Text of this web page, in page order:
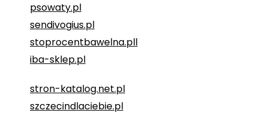
psowaty.pl
sendivogius.pl
stoprocentbawelna.pll
iba-sklep.pl
stron-katalog.net.pl
szczecindlaciebie.pl